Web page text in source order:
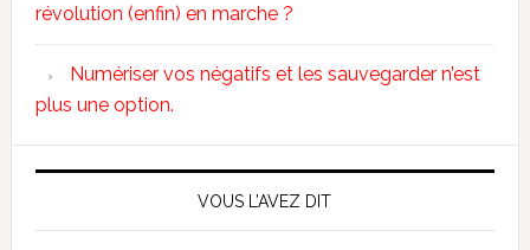
révolution (enfin) en marche ?
Numériser vos négatifs et les sauvegarder n’est
plus une option.
VOUS L’AVEZ DIT